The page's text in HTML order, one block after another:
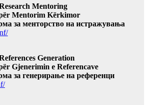
Mentoring
Mentorim Kërkimor
за менторство на истражувања
Generation
Gjenerimin e Referencave
за генерирање на референци